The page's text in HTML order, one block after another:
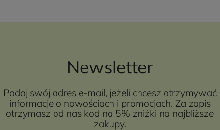
Newsletter
Podaj swój adres e-mail, jeżeli chcesz otrzymywać
informacje o nowościach i promocjach. Za zapis
otrzymasz od nas kod na 5% zniżki na najbliższe
zakupy.